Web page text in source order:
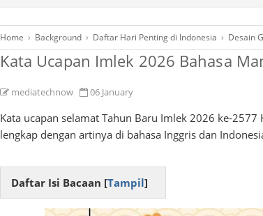
Home › Background › Daftar Hari Penting di Indonesia › Desain
Kata Ucapan Imlek 2026 Bahasa
mediatechnow 06 January
Kata ucapan selamat Tahun Baru Imlek 2026 ke-
lengkap dengan artinya di bahasa Inggris dan
Daftar Isi Bacaan [Tampil]